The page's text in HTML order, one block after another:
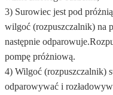
3) Surowiec jest pod
wilgoć (rozpuszczalnik) na
następnie
pompę próżniową.
4) Wilgoć (rozpuszczalnik)
odparowywać i